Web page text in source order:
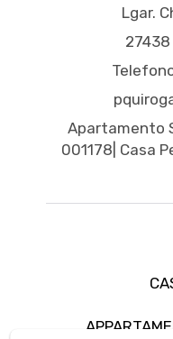
Lgar.
Apartamento
001178| Casa